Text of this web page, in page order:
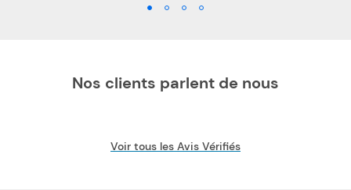
Nos clients parlent de nous
Voir tous les Avis Vérifiés